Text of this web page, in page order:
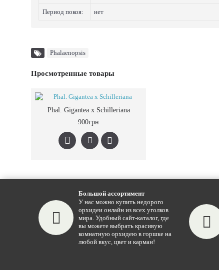
Период покоя: нет
Phalaenopsis
Просмотренные товары
Phal. Gigantea x Schilleriana
900грн
Большой ассортимент
У нас можно купить недорого
орхидеи онлайн из всех уголков
мира. Удобный сайт-каталог, где
вы можете выбрать красивую
комнатную орхидею в горшке на
любой вкус, цвет и карман!